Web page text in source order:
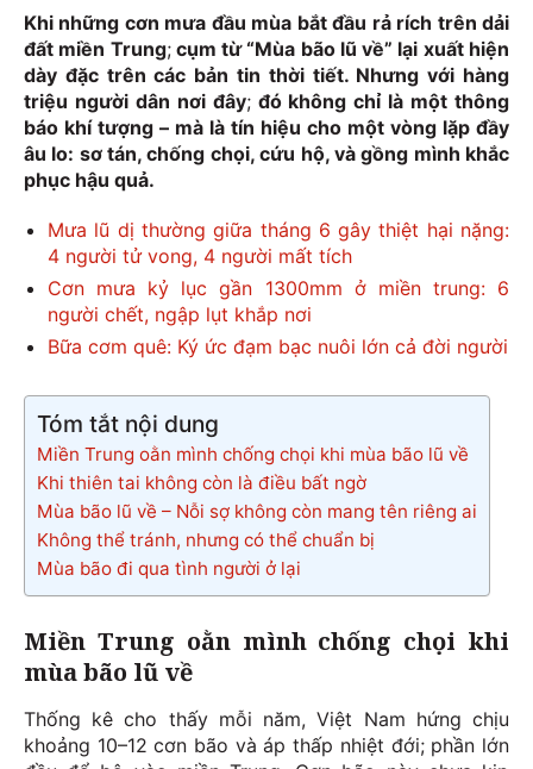
Khi những cơn mưa đầu mùa bắt đầu rả rích trên dải
đất miền Trung;cụm từ “Mùa bão lũ về” lại xuất hiện
dày đặc trên các bản tin thời tiết. Nhưng với hàng
triệu người dân nơi đây;đó không chỉ là một thông
báo khí tượng – mà là tín hiệu cho một vòng lặp đầy
âu lo: sơ tán, chống chọi, cứu hộ, và gồng mình khắc
phục hậu quả.
Mưa lũ dị thường giữa tháng 6 gây thiệt hại nặng:
4 người tử vong, 4 người mất tích
Cơn mưa kỷ lục gần 1300mm ở miền trung: 6
người chết, ngập lụt khắp nơi
Bữa cơm quê: Ký ức đạm bạc nuôi lớn cả đời người
Tóm tắt nội dung
Miền Trung oằn mình chống chọi khi mùa bão lũ về
Khi thiên tai không còn là điều bất ngờ
Mùa bão lũ về – Nỗi sợ không còn mang tên riêng ai
Không thể tránh, nhưng có thể chuẩn bị
Mùa bão đi qua tình người ở lại
Miền Trung oằn mình chống chọi khi
mùa bão lũ về
Thống kê cho thấy mỗi năm, Việt Nam hứng chịu
khoảng 10–12 cơn bão và áp thấp nhiệt đới; phần lớn